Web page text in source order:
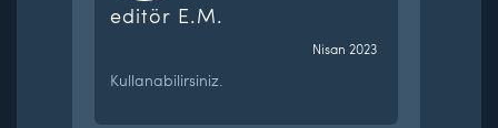
editör E.M.
Nisan 2023
Kullanabilirsiniz.